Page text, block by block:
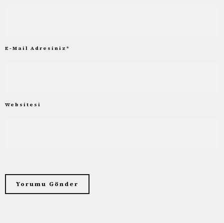
E-Mail Adresiniz *
Websitesi